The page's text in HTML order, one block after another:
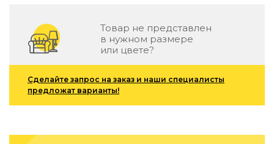
Подбор, производство и комплектация по вашему
Сантехника и инженерия
Подбор, производство и комплектация по вашему
Отделка и ремонт
Стены
Товар не представлен
в нужном размере
или цвете?
Сделайте запрос на заказ и наши специалисты
предложат варианты!